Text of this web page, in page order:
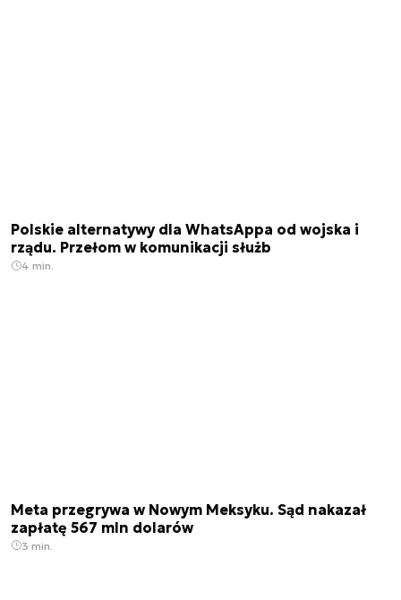
Polskie alternatywy dla WhatsAppa od wojska i
rządu. Przełom w komunikacji służb
4 min.
Meta przegrywa w Nowym Meksyku. Sąd nakazał
zapłatę 567 mln dolarów
3 min.